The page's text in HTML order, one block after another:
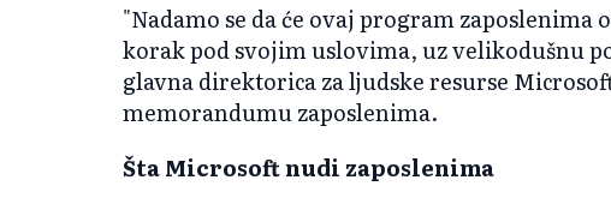
"Nadamo se da će ovaj program
korak pod svojim uslovima, uz velikodušnu
glavna direktorica za ljudske resurse
memorandumu zaposlenima.
Šta Microsoft nudi zaposlenima